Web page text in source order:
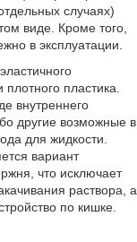
случаях)
виде. Кроме того,
в эксплуатации.
пластика.
внутреннего
другие возможные в
для жидкости.
вариант
что исключает
раствора, а
по кишке.